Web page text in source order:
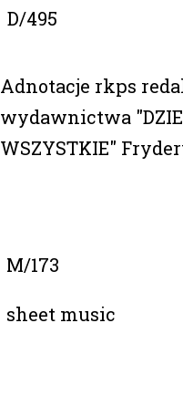
D/495
Adnotacje rkps
wydawnictwa
WSZYSTKIE"
M/173
sheet music